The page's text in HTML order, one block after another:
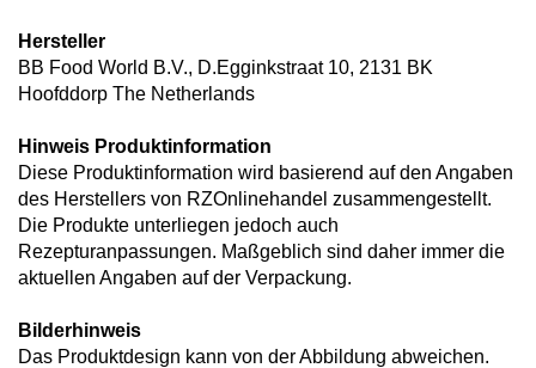
Hersteller
BB Food World B.V., D.Egginkstraat 10, 2131 BK
Hoofddorp The Netherlands
Hinweis Produktinformation
Diese Produktinformation wird basierend auf den Angaben
des Herstellers von RZOnlinehandel zusammengestellt.
Die Produkte unterliegen jedoch auch
Rezepturanpassungen. Maßgeblich sind daher immer die
aktuellen Angaben auf der Verpackung.
Bilderhinweis
Das Produktdesign kann von der Abbildung abweichen.